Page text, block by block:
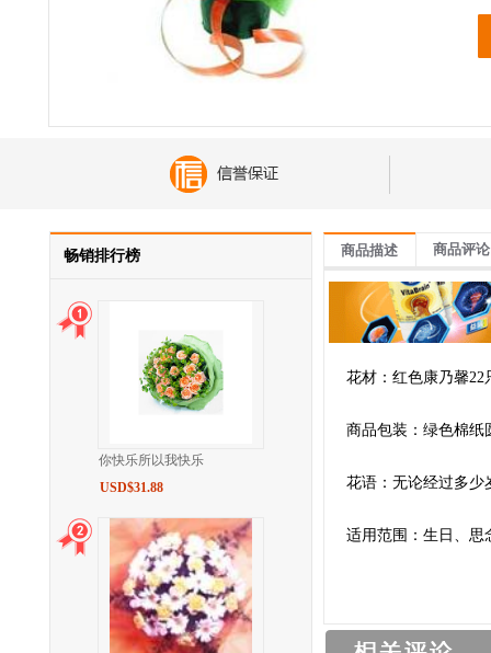
畅销排行榜
你快乐所以我快乐
USD$31.88
商品描述 商品评论
花材：红色康乃馨22
商品包装：绿色棉纸
花语：无论经过多少
适用范围：生日、思